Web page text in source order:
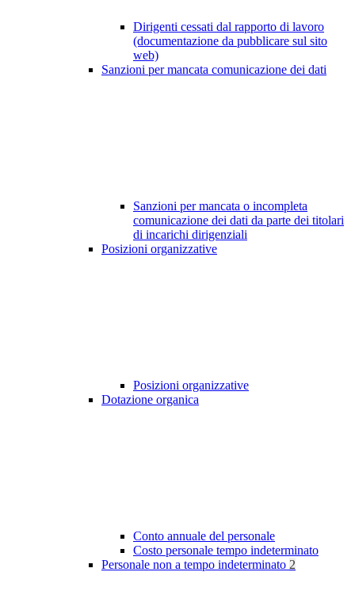
Dirigenti cessati dal rapporto di lavoro
(documentazione da pubblicare sul sito
web)
Sanzioni per mancata comunicazione dei dati
Sanzioni per mancata o incompleta
comunicazione dei dati da parte dei titolari
di incarichi dirigenziali
Posizioni organizzative
Posizioni organizzative
Dotazione organica
Conto annuale del personale
Costo personale tempo indeterminato
Personale non a tempo indeterminato 2